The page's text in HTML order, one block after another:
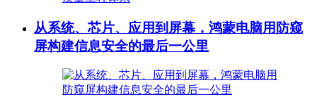
从系统、芯片、应用到屏幕，鸿蒙电脑用防窥
屏构建信息安全的最后一公里